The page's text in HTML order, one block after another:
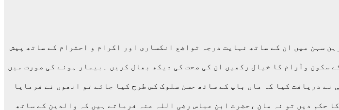
سہن میں ان کے ساتھ نہایت درجہ تواضع انکساری اور اکرام و احترام کے ساتھ پیش
سکون وآرام کا خیال رکھیں ان کی صحت کی دیکھ بھال کریں ۔بیمار ہونے کی صورت میں
دریافت کیا کہ ماں باپ کے ساتھ حسن سلوک کس طرح کیا جائے تو انھوں نے فرمایا
حکم دیں تو نہ مان ،حضرت ابن عباس رضی اللہ عنہ فرماتے ہیں کہ والدین کے ساتھ